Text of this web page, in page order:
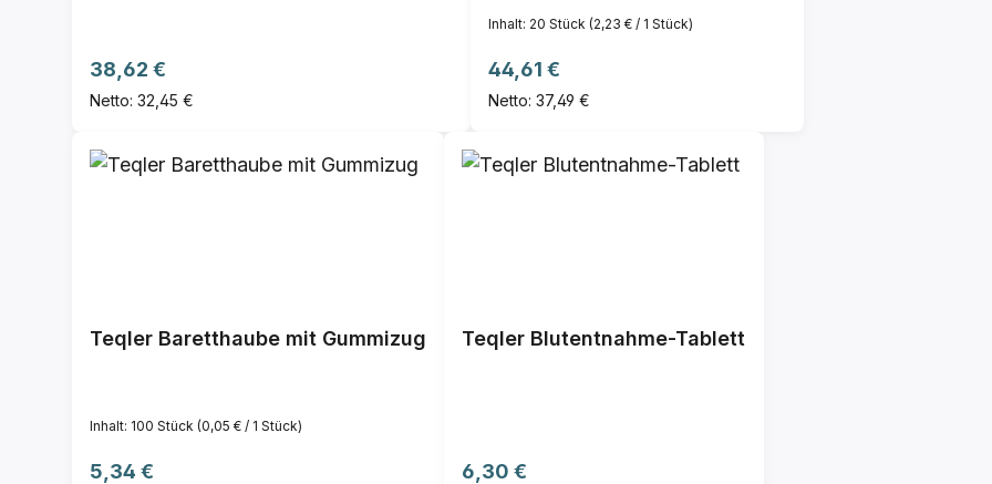
Regulärer Preis:
38,62 €
Netto: 32,45 €
Inhalt: 20 Stück (2,23 € / 1 Stück)
Regulärer Preis:
44,61 €
Netto: 37,49 €
Teqler Baretthaube mit Gummizug
Inhalt: 100 Stück (0,05 € / 1 Stück)
Regulärer Preis:
5,34 €
Teqler Blutentnahme-Tablett
Regulärer Preis:
6,30 €